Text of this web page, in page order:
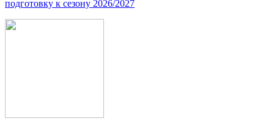
подготовку к сезону 2026/2027